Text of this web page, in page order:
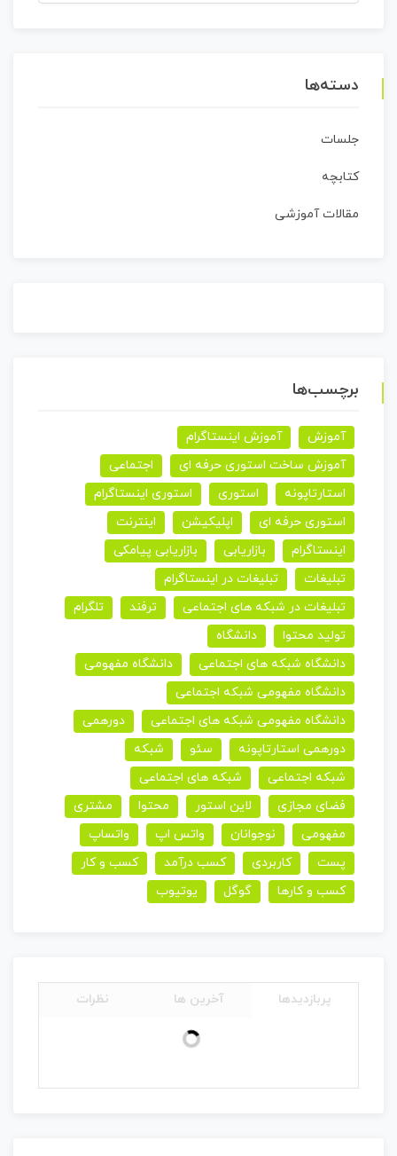
برای:
دسته‌ها
جلسات
کتابچه
مقالات آموزشی
برچسب‌ها
آموزش
آموزش اینستاگرام
آموزش ساخت استوری حرفه ای
اجتماعی
استارتاپونه
استوری
استوری اینستاگرام
استوری حرفه ای
اپلیکیشن
اینترنت
اینستاگرام
بازاریابی
بازاریابی پیامکی
تبلیغات
تبلیغات در اینستاگرام
تبلیغات در شبکه های اجتماعی
ترفند
تلگرام
تولید محتوا
دانشگاه
دانشگاه شبکه های اجتماعی
دانشگاه مفهومی
دانشگاه مفهومی شبکه اجتماعی
دانشگاه مفهومی شبکه های اجتماعی
دورهمی
دورهمی استارتاپونه
سئو
شبکه
شبکه اجتماعی
شبکه های اجتماعی
فضای مجازی
لاین استور محتوا
مشتری
مفهومی
نوجوانان واتس اپ
واتساپ
پست
کاربردی کسب درآمد
کسب و کار
کسب و کارها
گوگل یوتیوب
پربازدیدها آخرین ها نظرات